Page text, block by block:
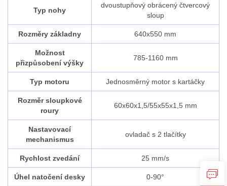
Typ nohy
dvoustupňový obrácený čtvercový
sloup
Rozměry základny 640x550 mm
Možnost
přizpůsobení výšky
785-1160 mm
Typ motoru Jednosměrný motor s kartáčky
Rozměr sloupkové
roury
60x60x1,5/55x55x1,5 mm
Nastavovací
mechanismus
ovladač s 2 tlačítky
Rychlost zvedání 25 mm/s
Úhel natočení desky 0-90°